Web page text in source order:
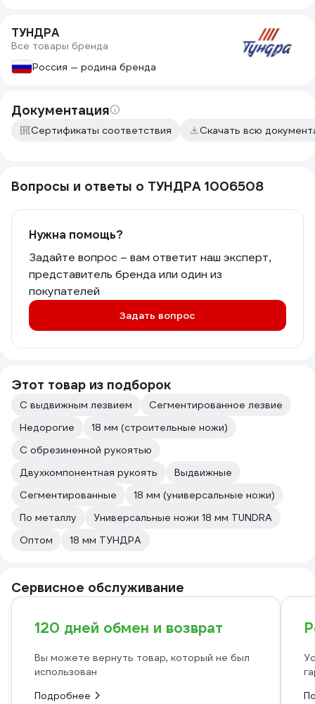
ТУНДРА
Все товары бренда
Россия — родина бренда
Документация
Сертификаты соответствия Скачать всю
Вопросы и ответы о ТУНДРА 1006508
Нужна помощь?
Задайте вопрос – вам ответит наш эксперт,
представитель бренда или один из
покупателей
Задать вопрос
Этот товар из подборок
С выдвижным лезвием
Сегментированное лезвие
Недорогие
18 мм (строительные ножи)
С обрезиненной рукоятью
Двухкомпонентная рукоять
Выдвижные
Сегментированные
18 мм (универсальные ножи)
По металлу
Универсальные ножи 18 мм TUNDRA
Оптом
18 мм ТУНДРА
Сервисное обслуживание
120 дней обмен и возврат
Вы можете вернуть товар, который не был
использован
Подробнее